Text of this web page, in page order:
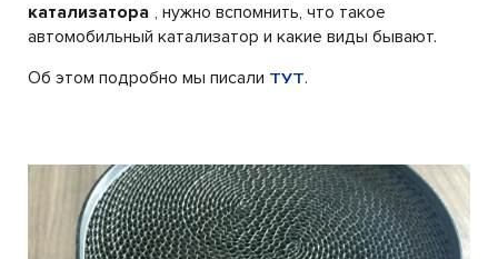
катализатора , нужно вспомнить, что такое
автомобильный катализатор и какие виды бывают.
Об этом подробно мы писали ТУТ.